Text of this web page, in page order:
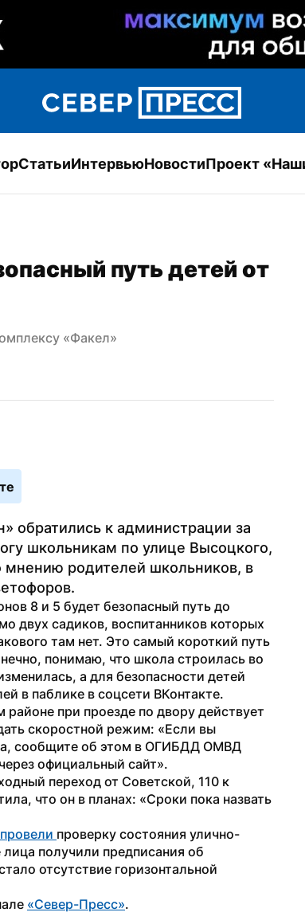
СтатьиИнтервьюНовостиПроект
путь детей от
«Факел»
обратились к администрации за
школьникам по улице Высоцкого,
мнению родителей школьников, в
8 и 5 будет безопасный путь до
двух садиков, воспитанников которых
там нет. Это самый короткий путь
понимаю, что школа строилась во
а для безопасности детей
в паблике в соцсети ВКонтакте.
при проезде по двору действует
скоростной режим: «Если вы
сообщите об этом в ОГИБДД ОМВД
официальный сайт».
переход от Советской, 110 к
что он в планах: «Сроки пока назвать
провели проверку состояния улично-
получили предписания об
отсутствие горизонтальной
«Север-Пресс».